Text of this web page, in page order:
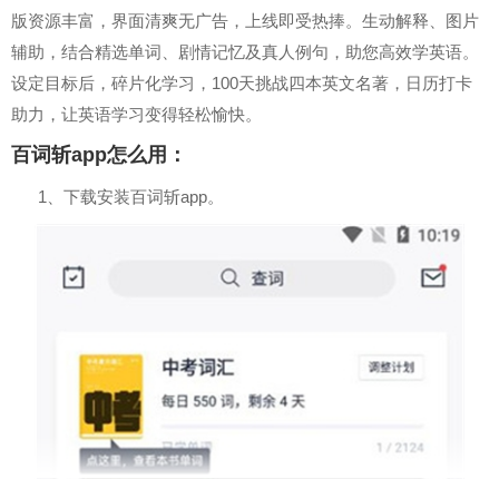
版资源丰富，界面清爽无广告，上线即受热捧。生动解释、图片
辅助，结合精选单词、剧情记忆及真人例句，助您高效学英语。
设定目标后，碎片化学习，100天挑战四本英文名著，日历打卡
助力，让英语学习变得轻松愉快。
百词斩app怎么用：
1、下载安装百词斩app。